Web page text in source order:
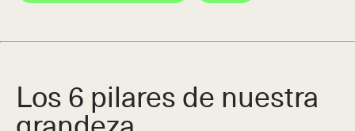
Los 6 pilares de nuestra